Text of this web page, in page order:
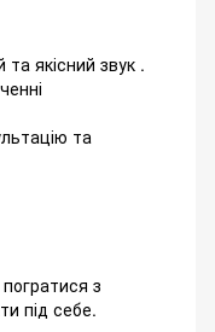
якісний звук .
та
з
під себе.